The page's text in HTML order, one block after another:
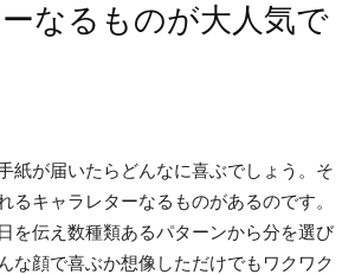
なるものが大人気で
紙が届いたらどんなに喜ぶでしょう。そ
るキャラレターなるものがあるのです。
を伝え数種類あるパターンから分を選び
な顔で喜ぶか想像しただけでもワクワク